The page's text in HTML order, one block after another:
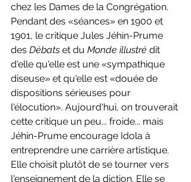
chez les Dames de la Congrégation.
Pendant des «séances» en 1900 et
1901, le critique Jules Jéhin-Prume
des Débats et du Monde illustré dit
d'elle qu'elle est une «sympathique
diseuse» et qu'elle est «douée de
dispositions sérieuses pour
l'élocution». Aujourd'hui, on trouverait
cette critique un peu... froide... mais
Jéhin-Prume encourage Idola à
entreprendre une carrière artistique.
Elle choisit plutôt de se tourner vers
l'enseignement de la diction. Elle se